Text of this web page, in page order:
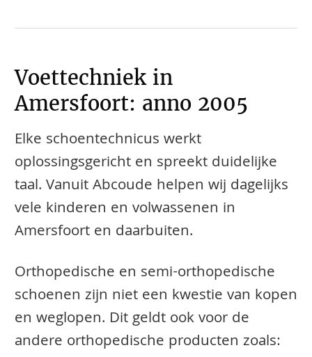
Voettechniek in
Amersfoort: anno 2005
Elke schoentechnicus werkt
oplossingsgericht en spreekt duidelijke
taal. Vanuit Abcoude helpen wij dagelijks
vele kinderen en volwassenen in
Amersfoort en daarbuiten.
​​​​Orthopedische en semi-orthopedische
schoenen zijn niet een kwestie van kopen
en weglopen. Dit geldt ook voor de
andere orthopedische producten zoals: